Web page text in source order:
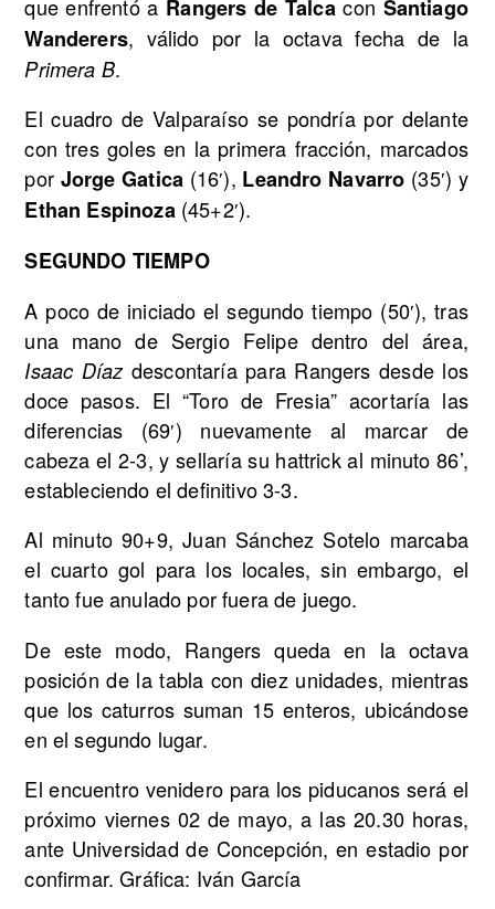
que enfrentó a Rangers de Talca con Santiago
Wanderers, válido por la octava fecha de la
Primera B.
El cuadro de Valparaíso se pondría por delante
con tres goles en la primera fracción, marcados
por Jorge Gatica (16′), Leandro Navarro (35′) y
Ethan Espinoza (45+2′).
SEGUNDO TIEMPO
A poco de iniciado el segundo tiempo (50′), tras
una mano de Sergio Felipe dentro del área,
Isaac Díaz descontaría para Rangers desde los
doce pasos. El “Toro de Fresia” acortaría las
diferencias (69′) nuevamente al marcar de
cabeza el 2-3, y sellaría su hattrick al minuto 86’,
estableciendo el definitivo 3-3.
Al minuto 90+9, Juan Sánchez Sotelo marcaba
el cuarto gol para los locales, sin embargo, el
tanto fue anulado por fuera de juego.
De este modo, Rangers queda en la octava
posición de la tabla con diez unidades, mientras
que los caturros suman 15 enteros, ubicándose
en el segundo lugar.
El encuentro venidero para los piducanos será el
próximo viernes 02 de mayo, a las 20.30 horas,
ante Universidad de Concepción, en estadio por
confirmar. Gráfica: Iván García